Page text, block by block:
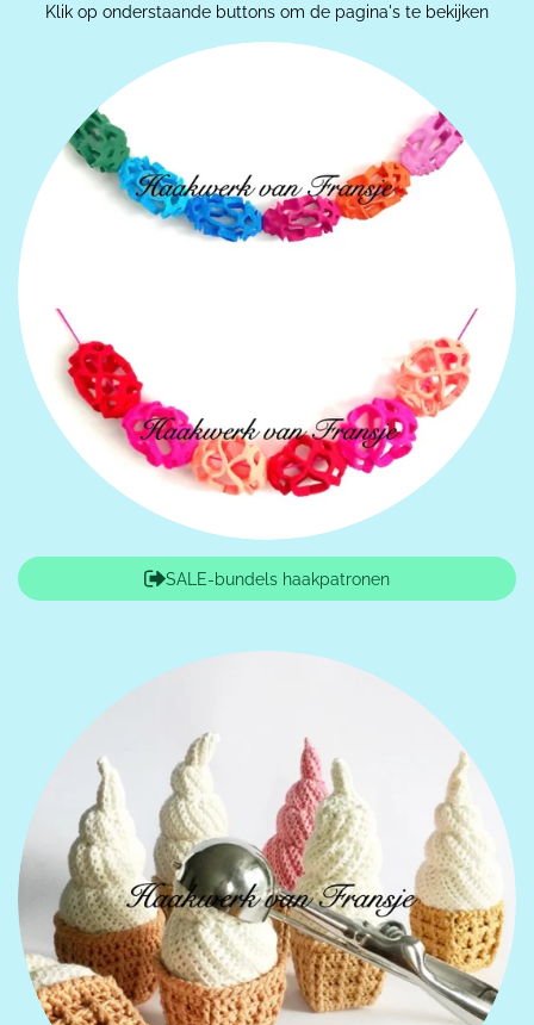
Klik op onderstaande buttons om de pagina's te bekijken
SALE-bundels haakpatronen